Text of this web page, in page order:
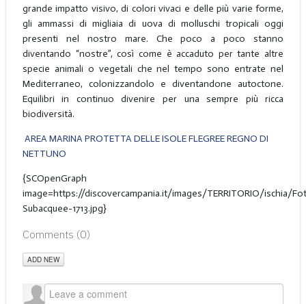
grande impatto visivo, di colori vivaci e delle più varie forme,
gli ammassi di migliaia di uova di molluschi tropicali oggi
presenti nel nostro mare. Che poco a poco stanno
diventando “nostre”, così come è accaduto per tante altre
specie animali o vegetali che nel tempo sono entrate nel
Mediterraneo, colonizzandolo e diventandone autoctone.
Equilibri in continuo divenire per una sempre più ricca
biodiversità.
AREA MARINA PROTETTA DELLE ISOLE FLEGREE REGNO DI
NETTUNO
{SCOpenGraph
image=https://discovercampania.it/images/TERRITORIO/ischia/
Subacquee-1713.jpg}
Comments (0)
ADD NEW